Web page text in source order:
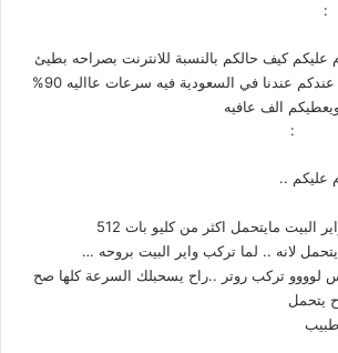
:
عليكم كيف حالكم بالنسبة للانترنت بصراحه بطيئ
حيييل عندكم عندنا في السعودية فيه سرعات عااليه 90%
:
عليكم ..
البيت مايتحمل اكثر من كليو بات 512
لانه .. لما تركب واير البيت بروحه …
لوووو تركب روتر ..راح يسحبلك السرعة كلها صح